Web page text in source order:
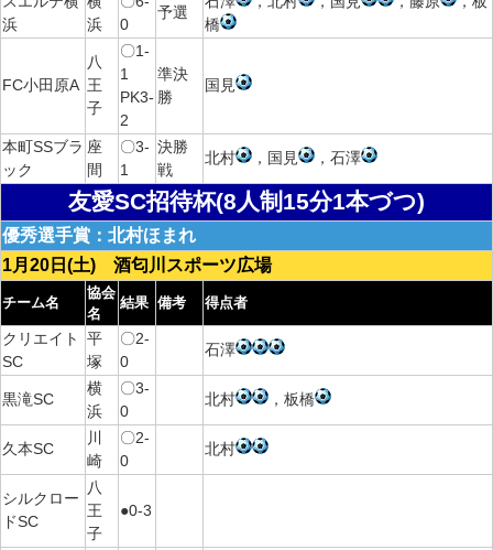
浜
浜
0
予選
橋
FC小田原A
八
王
子
〇1-
1
PK3-
2
準決
勝
国見
本町SSブラ
ック
座
間
〇3-
1
決勝
戦
北村 ，国見 ，石澤
友愛SC招待杯(8人制15分1本づつ)
優秀選手賞：北村ほまれ
1月20日(土) 酒匂川スポーツ広場
チーム名
協会
名
結果 備考 得点者
クリエイト
SC
平
塚
〇2-
0
石澤
黒滝SC
横
浜
〇3-
0
北村 ，板橋
久本SC
川
崎
〇2-
0
北村
シルクロー
ドSC
八
王
子
●0-3